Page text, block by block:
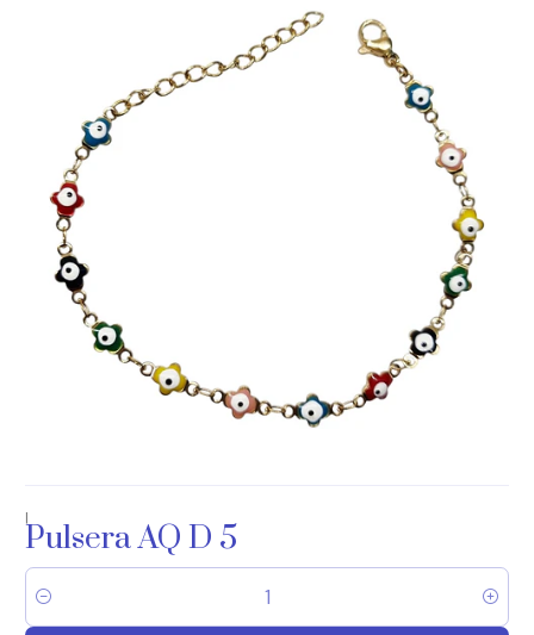
|
Pulsera AQ D 5
Cantidad